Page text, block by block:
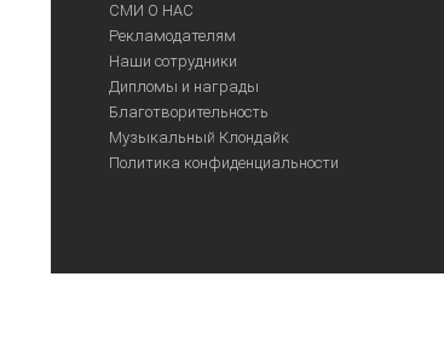
СМИ О НАС
Рекламодателям
Наши сотрудники
Дипломы и награды
Благотворительность
Музыкальный Клондайк
Политика конфиденциальности